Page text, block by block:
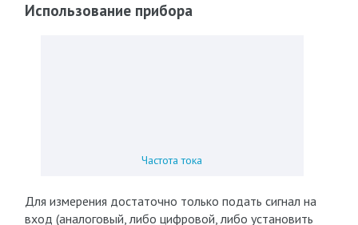
Использование прибора
Частота тока
Для измерения достаточно только подать сигнал на
вход (аналоговый, либо цифровой, либо установить